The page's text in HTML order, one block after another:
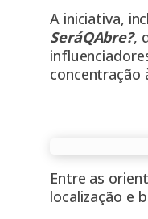
A iniciativa,
SeráQAbre?,
concentração
Entre as
localização e